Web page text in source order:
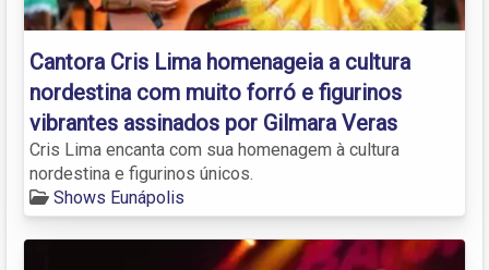
Cantora Cris Lima homenageia a cultura
nordestina com muito forró e figurinos
vibrantes assinados por Gilmara Veras
Cris Lima encanta com sua homenagem à cultura
nordestina e figurinos únicos.
Shows Eunápolis